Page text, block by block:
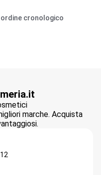
ordine cronologico
marche. Acquista